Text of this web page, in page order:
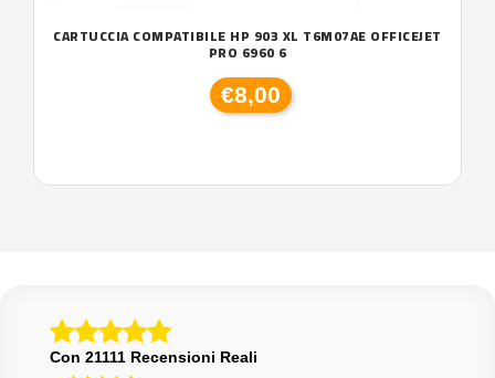
CARTUCCIA COMPATIBILE HP 903 XL T6M07AE OFFICEJET
PRO 6960 6
€8,00
Con 21111 Recensioni Reali